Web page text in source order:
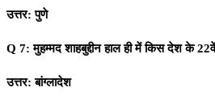
उत्तर: पुणे
Q 7: मुहम्मद शाहबुद्दीन हाल ही में किस देश के
उत्तर: बांग्लादेश